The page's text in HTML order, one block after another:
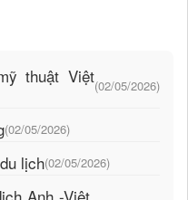
thuật Việt(02/05/2026)
(02/05/2026)
lịch(02/05/2026)